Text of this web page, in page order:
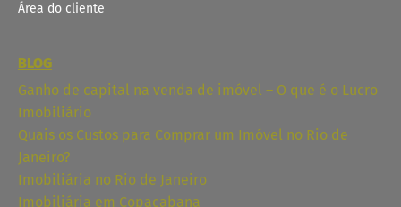
Área do cliente
BLOG
Ganho de capital na venda de imóvel – O que é o Lucro
Imobiliário
Quais os Custos para Comprar um Imóvel no Rio de
Janeiro?
Imobiliária no Rio de Janeiro
Imobiliária em Copacabana